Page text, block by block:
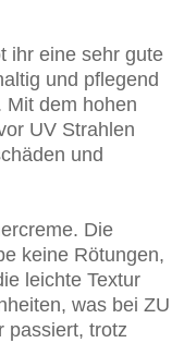
ihr eine sehr gute
und pflegend
Mit dem hohen
UV Strahlen
und
Die
keine Rötungen,
leichte Textur
was bei ZU
passiert, trotz